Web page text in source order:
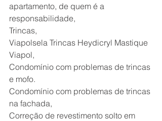
apartamento, de quem é a
responsabilidade,
Trincas,
Viapolsela Trincas Heydicryl Mastique
Viapol,
Condomínio com problemas de trincas
e mofo.
Condomínio com problemas de trincas
na fachada,
Correção de revestimento solto em